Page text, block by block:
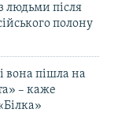
людьми після
полону
вона пішла на
– каже